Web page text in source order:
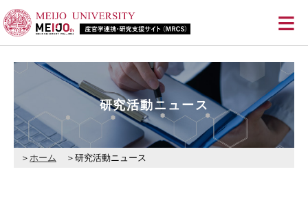
≡
研究活動ニュース
ホーム 研究活動ニュース